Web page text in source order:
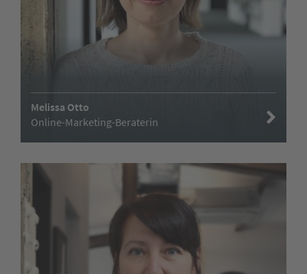
Melissa Otto
Online-Marketing-Beraterin